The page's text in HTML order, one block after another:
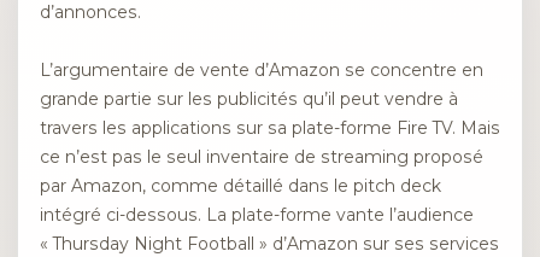
d’annonces.
L’argumentaire de vente d’Amazon se concentre en
grande partie sur les publicités qu’il peut vendre à
travers les applications sur sa plate-forme Fire TV. Mais
ce n’est pas le seul inventaire de streaming proposé
par Amazon, comme détaillé dans le pitch deck
intégré ci-dessous. La plate-forme vante l’audience
« Thursday Night Football » d’Amazon sur ses services